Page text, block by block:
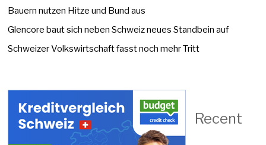
Bauern nutzen Hitze und Bund aus
Glencore baut sich neben Schweiz neues Standbein auf
Schweizer Volkswirtschaft fasst noch mehr Tritt
Recent